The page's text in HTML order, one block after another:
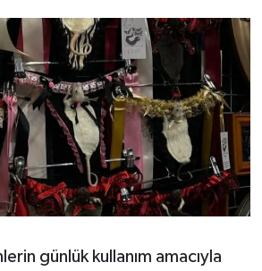
günlük kullanım amacıyla